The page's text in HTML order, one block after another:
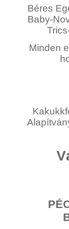
Béres
Baby-
Minden